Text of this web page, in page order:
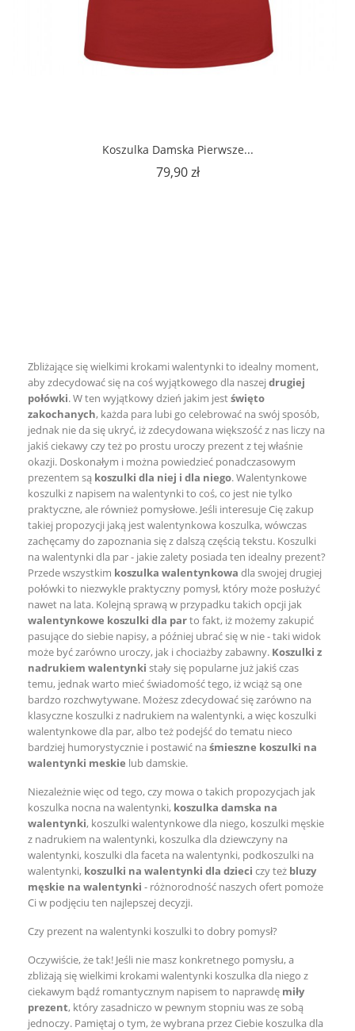
Koszulka Damska Pierwsze...
79,90 złCena
Zbliżające się wielkimi krokami walentynki to idealny moment,
aby zdecydować się na coś wyjątkowego dla naszej drugiej
połówki. W ten wyjątkowy dzień jakim jestświęto
zakochanych, każda para lubi go celebrować na swój sposób,
jednak nie da się ukryć, iż zdecydowana większość z nas liczy na
jakiś ciekawy czy też po prostu uroczy prezent z tej właśnie
okazji. Doskonałym i można powiedzieć ponadczasowym
prezentem są koszulki dla niej i dla niego. Walentynkowe
koszulki z napisem na walentynki to coś, co jest nie tylko
praktyczne, ale również pomysłowe. Jeśli interesuje Cię zakup
takiej propozycji jaką jest walentynkowa koszulka, wówczas
zachęcamy do zapoznania się z dalszą częścią tekstu. Koszulki
na walentynki dla par - jakie zalety posiada ten idealny prezent?
Przede wszystkim koszulka walentynkowa dla swojej drugiej
połówki to niezwykle praktyczny pomysł, który może posłużyć
nawet na lata. Kolejną sprawą w przypadku takich opcji jak
walentynkowe koszulki dla parto fakt, iż możemy zakupić
pasujące do siebie napisy, a później ubrać się w nie - taki widok
może być zarówno uroczy, jak i chociażby zabawny. Koszulki z
nadrukiem walentynki stały się popularne już jakiś czas
temu, jednak warto mieć świadomość tego, iż wciąż są one
bardzo rozchwytywane. Możesz zdecydować się zarówno na
klasyczne koszulki z nadrukiem na walentynki, a więc koszulki
walentynkowe dla par, albo też podejść do tematu nieco
bardziej humorystycznie i postawić na śmieszne koszulki na
walentynki meskie lub damskie.
Niezależnie więc od tego, czy mowa o takich propozycjach jak
koszulka nocna na walentynki, koszulka damska na
walentynki, koszulki walentynkowe dla niego, koszulki męskie
z nadrukiem na walentynki, koszulka dla dziewczyny na
walentynki, koszulki dla faceta na walentynki, podkoszulki na
walentynki, koszulki na walentynki dla dzieci czy też bluzy
męskie na walentynki - różnorodność naszych ofert pomoże
Ci w podjęciu ten najlepszej decyzji.
Czy prezent na walentynki koszulki to dobry pomysł?
Oczywiście, że tak! Jeśli nie masz konkretnego pomysłu, a
zbliżają się wielkimi krokami walentynki koszulka dla niego z
ciekawym bądź romantycznym napisem to naprawdę miły
prezent, który zasadniczo w pewnym stopniu was ze sobą
jednoczy. Pamiętaj o tym, że wybrana przez Ciebie koszulka dla